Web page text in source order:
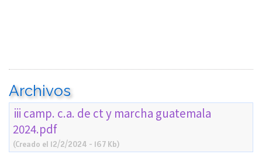
Archivos
iii camp. c.a. de ct y marcha guatemala
2024.pdf
(Creado el 12/2/2024 - 167 Kb)